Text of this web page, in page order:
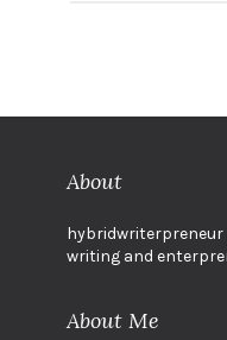
About
writing and
About Me